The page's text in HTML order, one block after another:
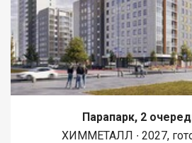
Парапарк, 2
ХИММЕТАЛЛ ∙ 2027,